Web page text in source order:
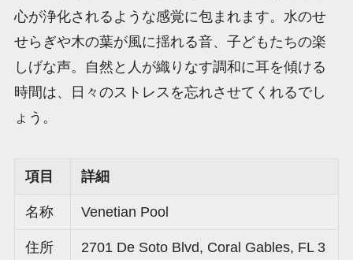
心が浄化されるような感覚に包まれます。水のせ
せらぎや木の葉が風に揺れる音、子どもたちの楽
しげな声。自然と人が織りなす調和に耳を傾ける
時間は、日々のストレスを忘れさせてくれるでし
ょう。
項目 詳細
名称 Venetian Pool
住所
2701 De Soto Blvd, Coral Gables, FL 3